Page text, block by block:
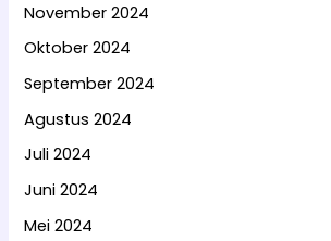
November 2024
Oktober 2024
September 2024
Agustus 2024
Juli 2024
Juni 2024
Mei 2024